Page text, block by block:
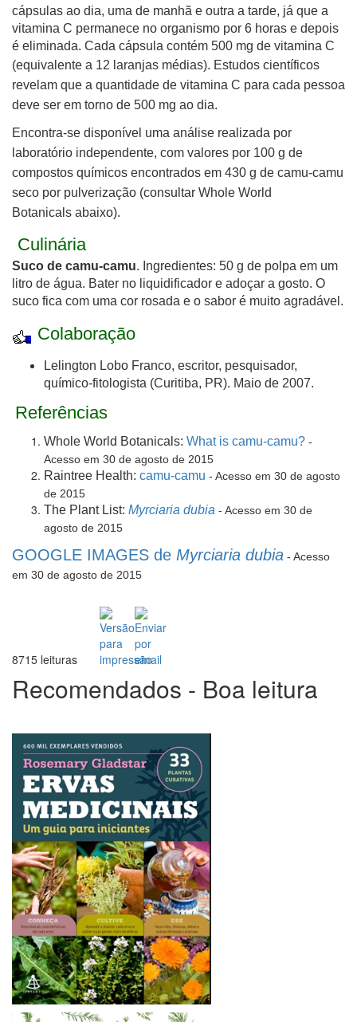
cápsulas ao dia, uma de manhã e outra a tarde, já que a
vitamina C permanece no organismo por 6 horas e depois
é eliminada. Cada cápsula contém 500 mg de vitamina C
(equivalente a 12 laranjas médias). Estudos científicos
revelam que a quantidade de vitamina C para cada pessoa
deve ser em torno de 500 mg ao dia.
Encontra-se disponível uma análise realizada por
laboratório independente, com valores por 100 g de
compostos químicos encontrados em 430 g de camu-camu
seco por pulverização (consultar Whole World
Botanicals abaixo).
Culinária
Suco de camu-camu. Ingredientes: 50 g de polpa em um
litro de água. Bater no liquidificador e adoçar a gosto. O
suco fica com uma cor rosada e o sabor é muito agradável.
Colaboração
Lelington Lobo Franco, escritor, pesquisador,
químico-fitologista (Curitiba, PR). Maio de 2007.
Referências
Whole World Botanicals: What is camu-camu? -
Acesso em 30 de agosto de 2015
Raintree Health: camu-camu - Acesso em 30 de agosto
de 2015
The Plant List: Myrciaria dubia - Acesso em 30 de
agosto de 2015
GOOGLE IMAGES de Myrciaria dubia - Acesso
em 30 de agosto de 2015
8715 leituras
Recomendados - Boa leitura